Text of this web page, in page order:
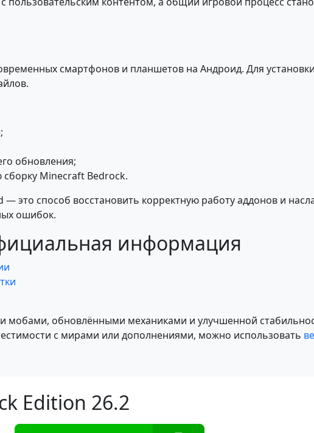
смартфонов и планшетов на Андроид. Для
обновления;
Minecraft Bedrock.
это способ восстановить корректную работу аддонов и
ошибок.
информация
мобами, обновлёнными механиками и улучшенной
с мирами или дополнениями, можно использовать
Edition 26.2